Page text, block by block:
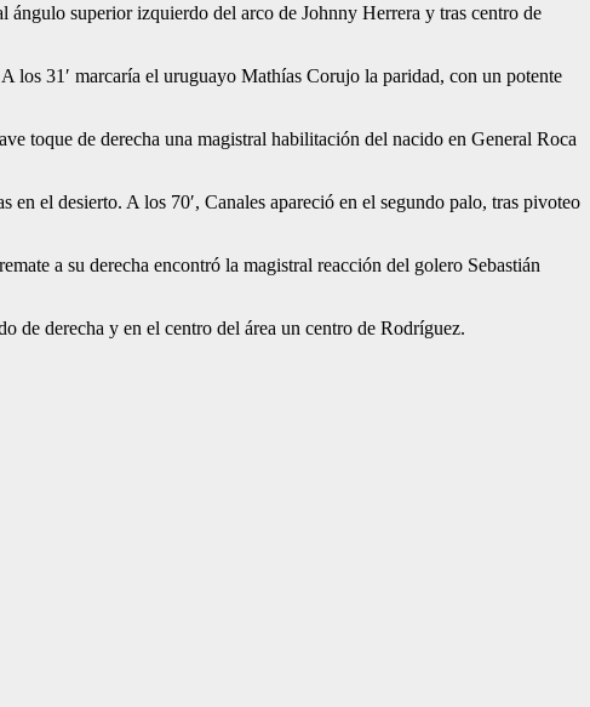
ángulo superior izquierdo del arco de Johnny Herrera y tras centro de
los 31′ marcaría el uruguayo Mathías Corujo la paridad, con un potente
toque de derecha una magistral habilitación del nacido en General Roca
el desierto. A los 70′, Canales apareció en el segundo palo, tras pivoteo
a su derecha encontró la magistral reacción del golero Sebastián
de derecha y en el centro del área un centro de Rodríguez.